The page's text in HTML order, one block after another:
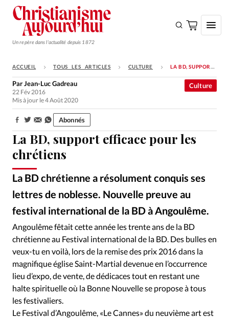
Un repère dans l'actualité depuis 1872
S'ABONNER
Monde
Opinions
Tous les articles
Faire un don
Se connecter
Édition: Internationale
Devise:CHF
RUBRIQUES
Tous les articles
Actualité chrétienne
Actualité internationale
Chronique
Culture
Dossier
Eglises Foi Génération réveil
Monde
ACCUEIL TOUS LES ARTICLES CULTURE LA BD, SUPPORT EFFICACE POUR LES CHRÉTIENS
La BD, support efficace pour les
chrétiens
La BD chrétienne a résolument conquis ses
lettres de noblesse. Nouvelle preuve au
festival international de la BD à Angoulême.
Culture
ParJean-Luc Gadreau
22 Fév 2016
Mis à jour le 4 Août 2020
Partager: Abonnés
©Alliance Presse
Angoulême fêtait cette année les trente ans de la BD
chrétienne au Festival international de la BD. Des bulles en
veux-tu en voilà, lors de la remise des prix 2016 dans la
magnifique église Saint-Martial devenue en l’occurrence
lieu d’expo, de vente, de dédicaces tout en restant une
halte spirituelle où la Bonne Nouvelle se propose à tous
les festivaliers.
Le Festival d’Angoulême, «Le Cannes» du neuvième art est